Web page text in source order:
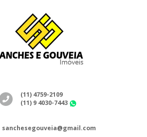
(11) 4759-2109
(11) 9 4030-7443
sanchesegouveia@gmail.com